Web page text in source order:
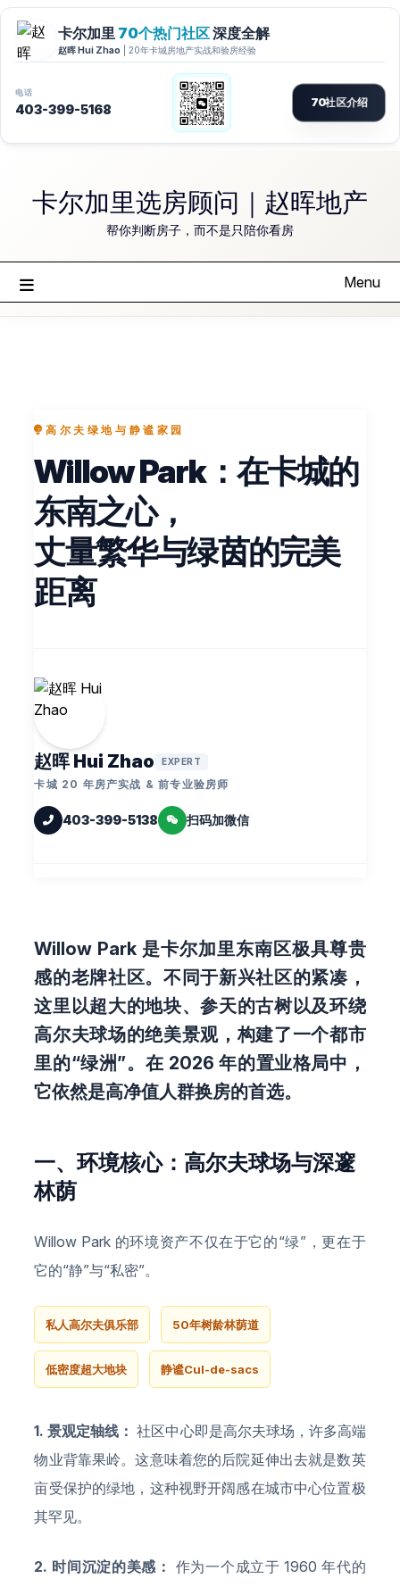
content卡尔加里选房顾问｜赵晖地产
帮你判断房子，而不是只陪你看房
Menu
高尔夫绿地与静谧家园
Willow Park：在卡城的
东南之心，
丈量繁华与绿茵的完美
距离
赵晖 Hui Zhao EXPERT
卡城 20 年房产实战 & 前专业验房师
403-399-5138 扫码加微信
Willow Park 是卡尔加里东南区极具尊贵
感的老牌社区。不同于新兴社区的紧凑，
这里以超大的地块、参天的古树以及环绕
高尔夫球场的绝美景观，构建了一个都市
里的“绿洲”。在 2026 年的置业格局中，
它依然是高净值人群换房的首选。
一、环境核心：高尔夫球场与深邃
林荫
Willow Park 的环境资产不仅在于它的“绿”，更在于
它的“静”与“私密”。
私人高尔夫俱乐部 50年树龄林荫道
低密度超大地块 静谧Cul-de-sacs
1. 景观定轴线： 社区中心即是高尔夫球场，许多高端
物业背靠果岭。这意味着您的后院延伸出去就是数英
亩受保护的绿地，这种视野开阔感在城市中心位置极
其罕见。
2. 时间沉淀的美感： 作为一个成立于 1960 年代的